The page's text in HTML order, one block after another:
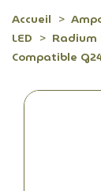
Accueil
LED
Radium
Compatible